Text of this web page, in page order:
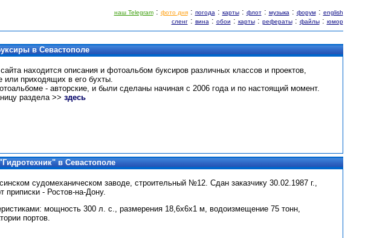
наш Telegram: фото дня: погода: карты: флот: музыка: форум: english
сленг: вина: обои : карты: рефераты: файлы: юмор
в Севастополе
находится описания и фотоальбом буксиров различных классов и проектов,
или приходящих в его бухты.
- авторские, и были сделаны начиная с 2006 года и по настоящий момент.
раздела >> здесь
в Севастополе
судомеханическом заводе, строительный №12. Сдан заказчику 30.02.1987 г.,
приписки - Ростов-на-Дону.
мощность 300 л. с., размерения 18,6х6х1 м, водоизмещение 75 тонн,
портов.